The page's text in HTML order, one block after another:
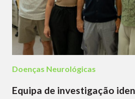
Doenças Neurológicas
Equipa de investigação